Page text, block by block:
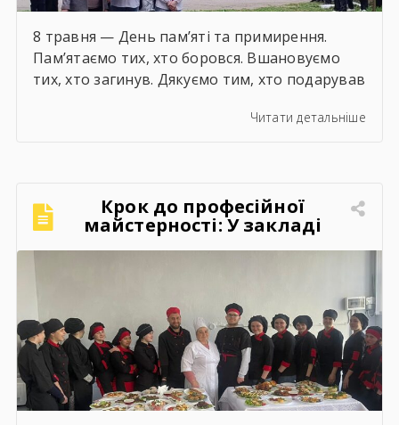
8 травня — День пам’яті та примирення.
Пам’ятаємо тих, хто боровся. Вшановуємо
тих, хто загинув. Дякуємо тим, хто подарував
Читати детальніше
Крок до професійної
майстерності: У закладі
відбулася чергова поетапна